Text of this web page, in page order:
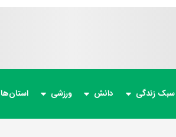
سبک زندگی دانش ورزشی استان‌ها